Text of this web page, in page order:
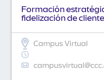
Formación
fidelización de
Campus Virtual